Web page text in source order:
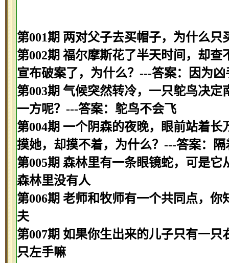
第001期 两对父子去买帽子，为什么
第002期 福尔摩斯花了半天时间，却
宣布破案了，为什么？---答案：因为凶
第003期 气候突然转冷，一只鸵鸟决
一方呢？---答案：鸵鸟不会飞
第004期 一个阴森的夜晚，眼前站着
摸她，却摸不着，为什么？---答案：隔
第005期 森林里有一条眼镜蛇，可是
森林里没有人
第006期 老师和牧师有一个共同点，
夫
第007期 如果你生出来的儿子只有一
只左手嘛